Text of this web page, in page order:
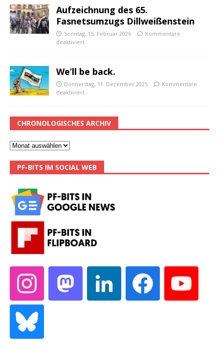
Aufzeichnung des 65.
Fasnetsumzugs Dillweißenstein
Sonntag, 15. Februar 2026
Kommentare
deaktiviert
We’ll be back.
Donnerstag, 11. Dezember 2025
Kommentare
deaktiviert
CHRONOLOGISCHES ARCHIV
PF-BITS IM SOCIAL WEB